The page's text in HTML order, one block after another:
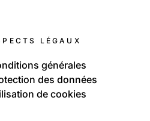
LÉGAUX
générales
des données
de cookies